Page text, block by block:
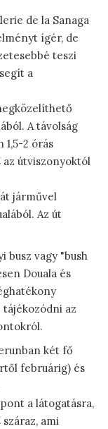
de la Sanaga
ígér, de
teszi
a
A távolság
1,5-2 órás
útviszonyoktól
járművel
Az út
busz vagy "bush
Douala és
az
két fő
februárig) és
a látogatásra,
ami